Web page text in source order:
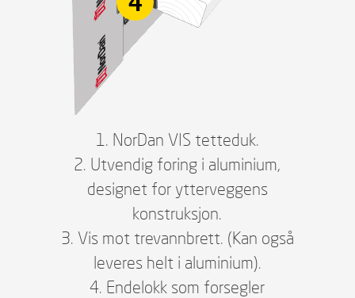
1. NorDan VIS tetteduk.
2. Utvendig foring i aluminium,
designet for ytterveggens
konstruksjon.
3. Vis mot trevannbrett. (Kan også
leveres helt i aluminium).
4. Endelokk som forsegler